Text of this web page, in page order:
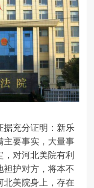
据充分证明：新乐
主要事实，大量事
，对河北美院有利
袒护对方，将本不
北美院身上，存在